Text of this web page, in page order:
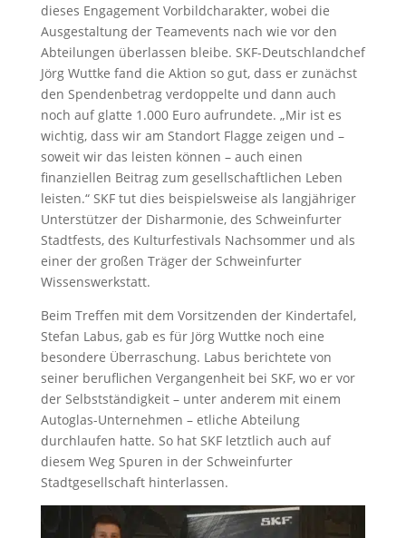
dieses Engagement Vorbildcharakter, wobei die
Ausgestaltung der Teamevents nach wie vor den
Abteilungen überlassen bleibe. SKF-Deutschlandchef
Jörg Wuttke fand die Aktion so gut, dass er zunächst
den Spendenbetrag verdoppelte und dann auch
noch auf glatte 1.000 Euro aufrundete. „Mir ist es
wichtig, dass wir am Standort Flagge zeigen und –
soweit wir das leisten können – auch einen
finanziellen Beitrag zum gesellschaftlichen Leben
leisten.“ SKF tut dies beispielsweise als langjähriger
Unterstützer der Disharmonie, des Schweinfurter
Stadtfests, des Kulturfestivals Nachsommer und als
einer der großen Träger der Schweinfurter
Wissenswerkstatt.
Beim Treffen mit dem Vorsitzenden der Kindertafel,
Stefan Labus, gab es für Jörg Wuttke noch eine
besondere Überraschung. Labus berichtete von
seiner beruflichen Vergangenheit bei SKF, wo er vor
der Selbstständigkeit – unter anderem mit einem
Autoglas-Unternehmen – etliche Abteilung
durchlaufen hatte. So hat SKF letztlich auch auf
diesem Weg Spuren in der Schweinfurter
Stadtgesellschaft hinterlassen.